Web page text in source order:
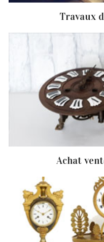
Travaux
Achat